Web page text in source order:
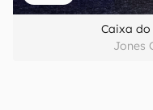
Caixa do
Jones